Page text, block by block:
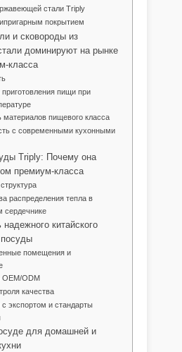
стали Triply
покрытием
и сковороды из
доминируют на рынке
класса
пищи при
материалов пищевого класса
с современными кухонными
Triply: Почему она
премиум-класса
распределения тепла в
сердечнике
надежного китайского
посуды
помещения и
OEM/ODM
качества
экспортом и стандарты
для домашней и